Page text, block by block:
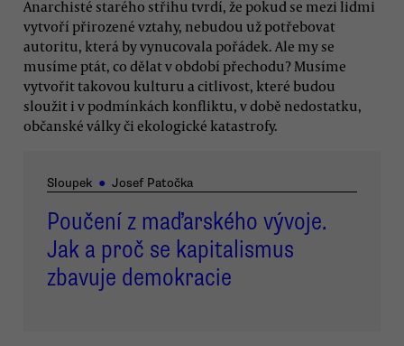
Anarchisté starého střihu tvrdí, že pokud se mezi lidmi
vytvoří přirozené vztahy, nebudou už potřebovat
autoritu, která by vynucovala pořádek. Ale my se
musíme ptát, co dělat v období přechodu? Musíme
vytvořit takovou kulturu a citlivost, které budou
sloužit i v podmínkách konfliktu, v době nedostatku,
občanské války či ekologické katastrofy.
Sloupek ● Josef Patočka
Poučení z maďarského vývoje.
Jak a proč se kapitalismus
zbavuje demokracie